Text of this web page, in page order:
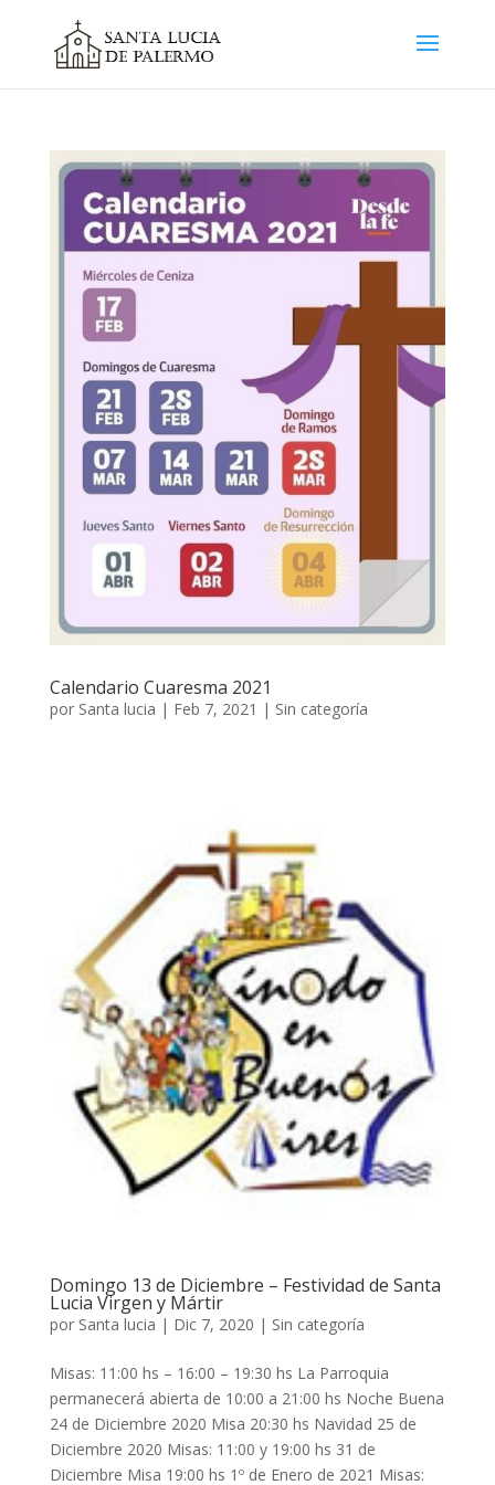
Calendario Cuaresma 2021
por Santa lucia | Feb 7, 2021 | Sin categoría
Domingo 13 de Diciembre – Festividad de Santa
Lucia Virgen y Mártir
por Santa lucia | Dic 7, 2020 | Sin categoría
Misas: 11:00 hs – 16:00 – 19:30 hs La Parroquia
permanecerá abierta de 10:00 a 21:00 hs Noche Buena
24 de Diciembre 2020 Misa 20:30 hs Navidad 25 de
Diciembre 2020 Misas: 11:00 y 19:00 hs 31 de
Diciembre Misa 19:00 hs 1º de Enero de 2021 Misas: